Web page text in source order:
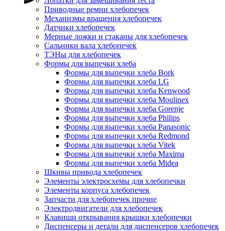
Приводные ремни хлебопечек
Механизмы вращения хлебопечек
Датчики хлебопечек
Мерные ложки и стаканы для хлебопечек
Сальники вала хлебопечек
ТЭНы для хлебопечек
Формы для выпечки хлеба
Формы для выпечки хлеба Bork
Формы для выпечки хлеба LG
Формы для выпечки хлеба Kenwood
Формы для выпечки хлеба Moulinex
Формы для выпечки хлеба Gorenje
Формы для выпечки хлеба Philips
Формы для выпечки хлеба Panasonic
Формы для выпечки хлеба Redmond
Формы для выпечки хлеба Vitek
Формы для выпечки хлеба Maxima
Формы для выпечки хлеба Midea
Шкивы привода хлебопечек
Элементы электросхемы для хлебопечки
Элементы корпуса хлебопечек
Запчасти для хлебопечек прочие
Электродвигатели для хлебопечек
Клавиши открывания крышки хлебопечки
Диспенсеры и детали для диспенсеров хлебопечек